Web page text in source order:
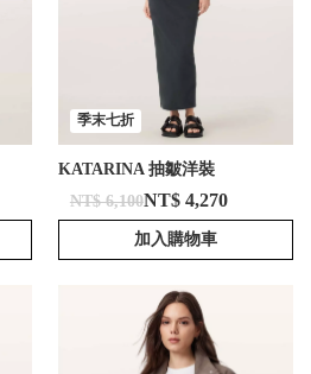
季末七折
KATARINA 抽皺洋裝
NT$ 6,100NT$ 4,270
加入購物車